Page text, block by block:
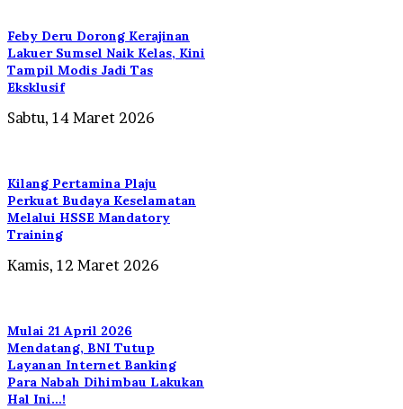
Feby Deru Dorong Kerajinan
Lakuer Sumsel Naik Kelas, Kini
Tampil Modis Jadi Tas
Eksklusif
Sabtu, 14 Maret 2026
Kilang Pertamina Plaju
Perkuat Budaya Keselamatan
Melalui HSSE Mandatory
Training
Kamis, 12 Maret 2026
Mulai 21 April 2026
Mendatang, BNI Tutup
Layanan Internet Banking
Para Nabah Dihimbau Lakukan
Hal Ini…!